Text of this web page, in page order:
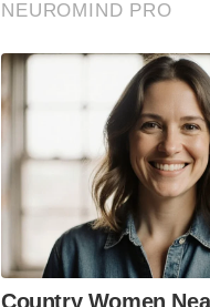
NEUROMIND PRO
Country Women